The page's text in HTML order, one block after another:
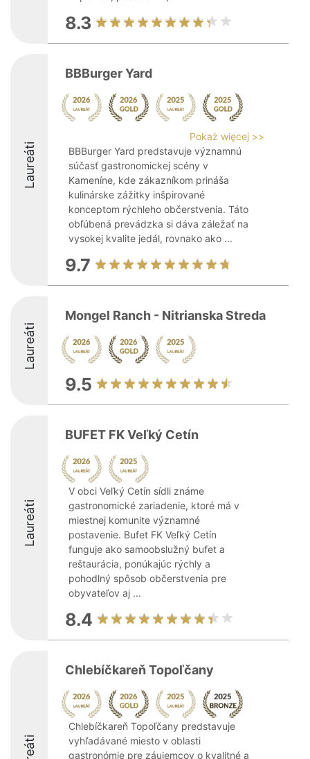
8.3
Laureáti
BBBurger Yard
Pokaż więcej >>
BBBurger Yard predstavuje významnú
súčasť gastronomickej scény v
Kameníne, kde zákazníkom prináša
kulinárske zážitky inšpirované
konceptom rýchleho občerstvenia. Táto
obľúbená prevádzka si dáva záležať na
vysokej kvalite jedál, rovnako ako ...
9.7
Laureáti
Mongel Ranch - Nitrianska Streda
9.5
Laureáti
BUFET FK Veľký Cetín
V obci Veľký Cetín sídli známe
gastronomické zariadenie, ktoré má v
miestnej komunite významné
postavenie. Bufet FK Veľký Cetín
funguje ako samoobslužný bufet a
reštaurácia, ponúkajúc rýchly a
pohodlný spôsob občerstvenia pre
obyvateľov aj ...
8.4
Chlebíčkareň Topoľčany
Chlebíčkareň Topoľčany predstavuje
vyhľadávané miesto v oblasti
gastronómie pre záujemcov o kvalitné a